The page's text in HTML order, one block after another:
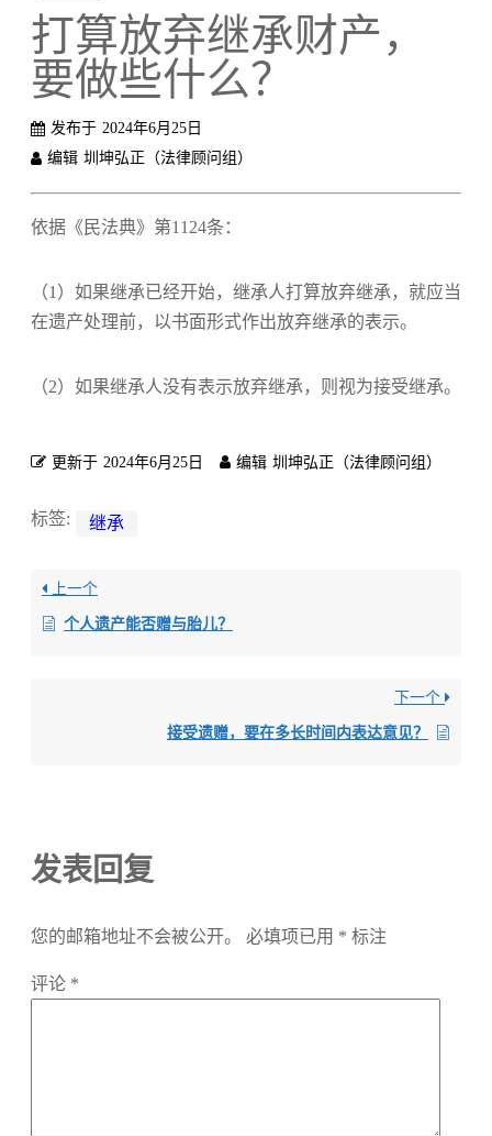
打算放弃继承财产，
要做些什么？
发布于 2024年6月25日
编辑 圳坤弘正（法律顾问组）
依据《民法典》第1124条：
（1）如果继承已经开始，继承人打算放弃继承，就应当
在遗产处理前，以书面形式作出放弃继承的表示。
（2）如果继承人没有表示放弃继承，则视为接受继承。
更新于 2024年6月25日 编辑 圳坤弘正（法律顾问组）
标签: 继承
上一个
个人遗产能否赠与胎儿？
下一个
接受遗赠，要在多长时间内表达意见？
发表回复
您的邮箱地址不会被公开。 必填项已用 * 标注
评论 *